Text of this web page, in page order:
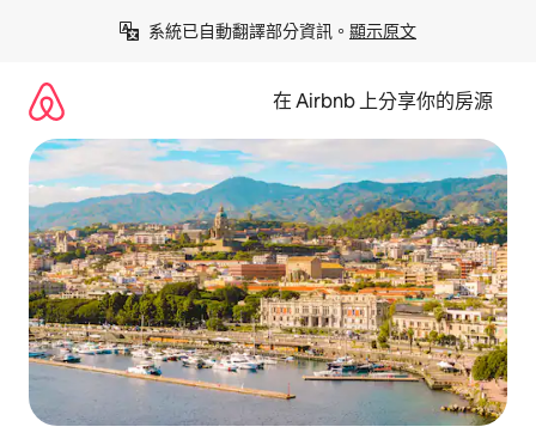
系統已自動翻譯部分資訊。 顯示原文
在 Airbnb 上分享你的房源